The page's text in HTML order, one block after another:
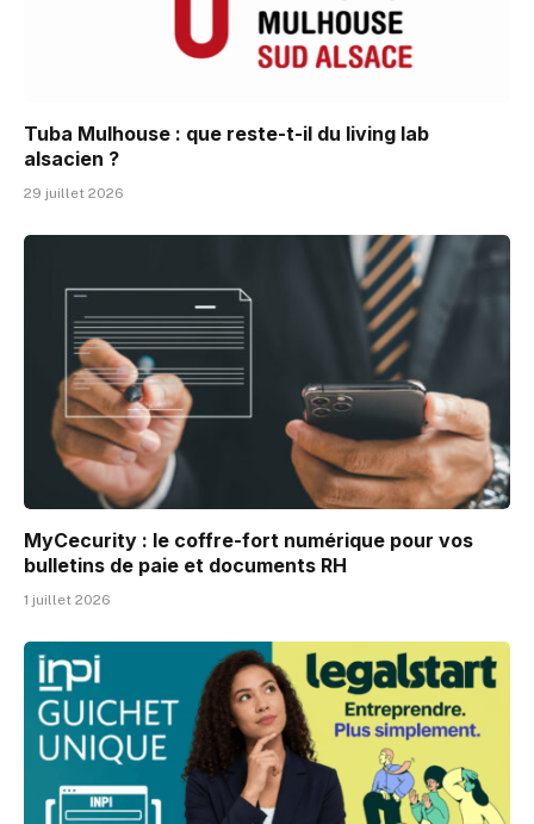
Tuba Mulhouse : que reste-t-il du living lab
alsacien ?
29 juillet 2026
MyCecurity : le coffre-fort numérique pour vos
bulletins de paie et documents RH
1 juillet 2026